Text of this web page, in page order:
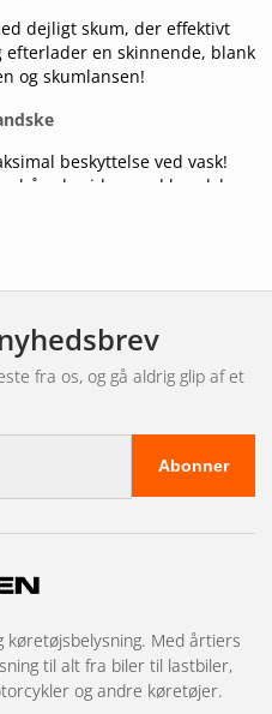
dejligt skum, der effektivt
efterlader en skinnende, blank
og skumlansen!
beskyttelse ved vask!
side, vend handsken
med Hot Rims unikke
til at løbe af BÅDE fælge
en ny og effektiv formel.
påføring af dækpolering. Brug
forkromede fælge.
et pletfrit resultat.
fra os, og gå aldrig glip af et
Abonner
køretøjsbelysning. Med årtiers
til alt fra biler til lastbiler,
og andre køretøjer.